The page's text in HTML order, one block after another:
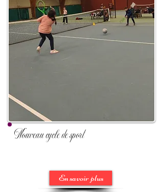
Nouveau cycle de sport
En savoir plus